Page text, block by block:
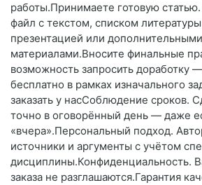
работы.Принимаете готовую
файл с текстом, списком
презентацией или дополнительными
материалами.Вносите финальные
возможность запросить доработку
бесплатно в рамках изначального
заказать у насСоблюдение сроков.
точно в оговорённый день — даже
«вчера».Персональный подход.
источники и аргументы с учётом
дисциплины.Конфиденциальность.
заказа не разглашаются.Гарантия